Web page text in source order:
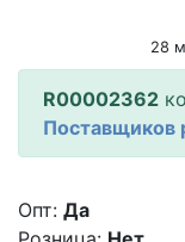
28
R00002362
Поставщиков
Опт: Да